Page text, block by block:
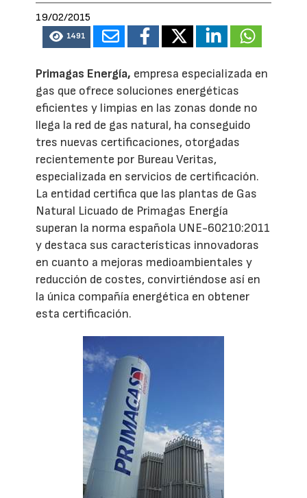
19/02/2015
1491
Primagas Energía, empresa especializada en
gas que ofrece soluciones energéticas
eficientes y limpias en las zonas donde no
llega la red de gas natural, ha conseguido
tres nuevas certificaciones, otorgadas
recientemente por Bureau Veritas,
especializada en servicios de certificación.
La entidad certifica que las plantas de Gas
Natural Licuado de Primagas Energía
superan la norma española UNE-60210:2011
y destaca sus características innovadoras
en cuanto a mejoras medioambientales y
reducción de costes, convirtiéndose así en
la única compañía energética en obtener
esta certificación.